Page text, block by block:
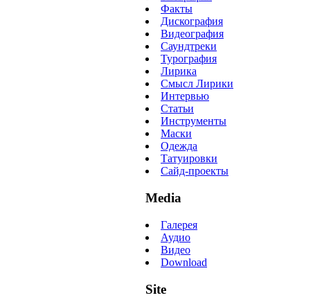
Факты
Дискография
Видеография
Саундтреки
Турография
Лирика
Смысл Лирики
Интервью
Статьи
Инструменты
Маски
Одежда
Татуировки
Сайд-проекты
Media
Галерея
Аудио
Видео
Download
Site